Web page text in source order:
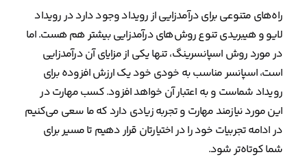
راه‌های متنوعی برای درآمدزایی از رویداد وجود دارد در رویداد
لایو و هیبریدی تنوع روش‌های درآمدزایی بیشتر هم هست. اما
در مورد روش اسپانسرینگ، تنها یکی از مزایای آن درآمدزایی
است، اسپانسر مناسب به خودی خود یک ارزش افزوده برای
رویداد شماست و به اعتبار آن خواهد افزود. کسب مهارت در
این مورد نیازمند مهارت و تجربه زیادی دارد که ما سعی می‌کنیم
در ادامه تجربیات خود را در اختیارتان قرار دهیم تا مسیر برای
شما کوتاه‌تر شود.